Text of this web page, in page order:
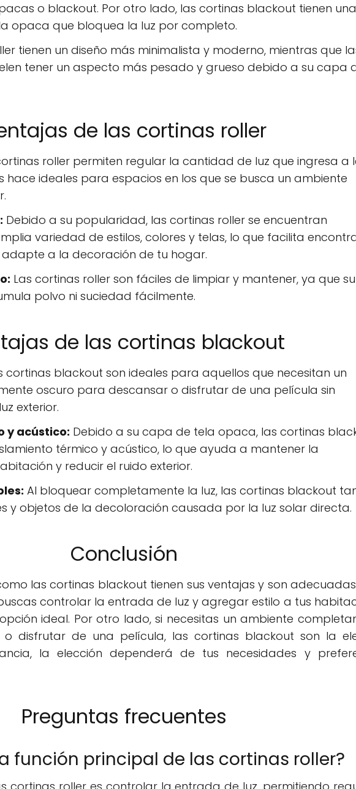
o blackout. Por otro lado, las cortinas blackout tienen una
opaca que bloquea la luz por completo.
tienen un diseño más minimalista y moderno, mientras que
tener un aspecto más pesado y grueso debido a su capa
de las cortinas roller
roller permiten regular la cantidad de luz que ingresa a
hace ideales para espacios en los que se busca un ambiente
Debido a su popularidad, las cortinas roller se encuentran
variedad de estilos, colores y telas, lo que facilita
a la decoración de tu hogar.
Las cortinas roller son fáciles de limpiar y mantener, ya que su
polvo ni suciedad fácilmente.
de las cortinas blackout
cortinas blackout son ideales para aquellos que necesitan un
oscuro para descansar o disfrutar de una película sin
exterior.
y acústico: Debido a su capa de tela opaca, las cortinas
térmico y acústico, lo que ayuda a mantener la
y reducir el ruido exterior.
Al bloquear completamente la luz, las cortinas blackout
y objetos de la decoloración causada por la luz solar directa.
Conclusión
las cortinas blackout tienen sus ventajas y son
controlar la entrada de luz y agregar estilo a tus
ideal. Por otro lado, si necesitas un ambiente
disfrutar de una película, las cortinas blackout son la
la elección dependerá de tus necesidades y
Preguntas frecuentes
función principal de las cortinas roller?